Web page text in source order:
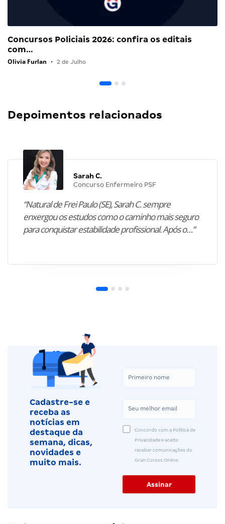
Concursos Policiais 2026: confira os editais
com…
Olivia Furlan • 2 de Julho
Depoimentos relacionados
Sarah C.
Concurso Enfermeiro PSF
“Natural de Frei Paulo (SE), Sarah C. sempre
enxergou os estudos como o caminho mais seguro
para conquistar estabilidade profissional. Após o…”
Cadastre-se e
receba as
notícias em
destaque da
semana, dicas,
novidades e
muito mais.
Concordo com a Política de
Privacidade e aceito
receber comunicações do
Gran Cursos Online.